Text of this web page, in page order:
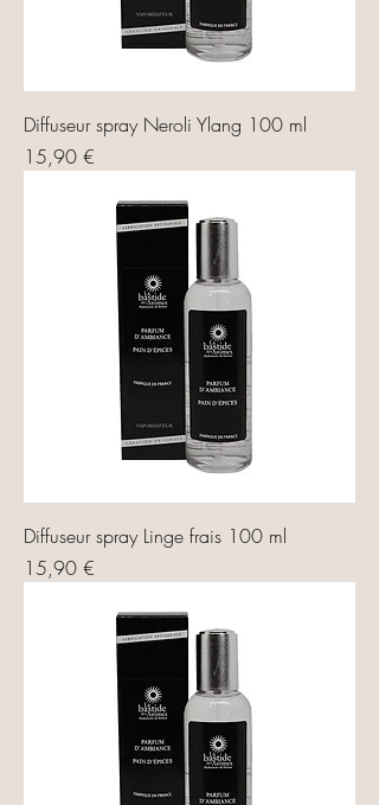
Diffuseur spray Neroli Ylang 100 ml
Prix
15,90 €
Diffuseur spray Linge frais 100 ml
Prix
15,90 €